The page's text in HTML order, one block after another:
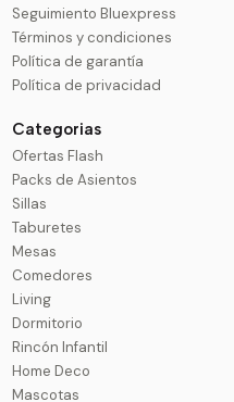
Seguimiento Bluexpress
Términos y condiciones
Política de garantía
Política de privacidad
Categorias
Ofertas Flash
Packs de Asientos
Sillas
Taburetes
Mesas
Comedores
Living
Dormitorio
Rincón Infantil
Home Deco
Mascotas